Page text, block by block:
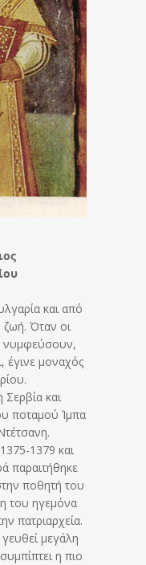
και από
ζωή. Όταν οι
νυμφεύσουν,
έγινε μοναχός
και
ποταμού Ίμπα
1379 και
παραιτήθηκε
ποθητή του
του ηγεμόνα
πατριαρχεία.
μεγάλη
η πιο